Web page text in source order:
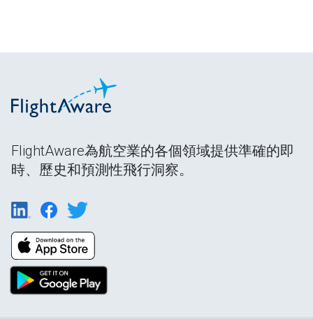
FlightAware為航空業的各個領域提供準確的即
時、歷史和預測性飛行洞察。